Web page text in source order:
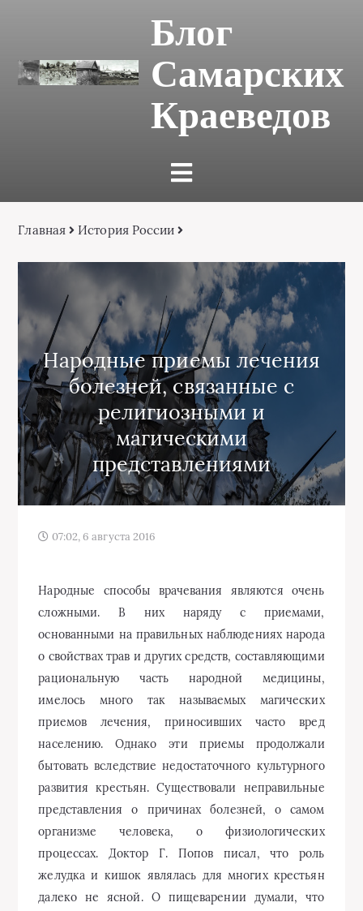
Блог
Самарских
Краеведов
Главная История России
Народные приемы лечения
болезней, связанные с
религиозными и
магическими
представлениями
07:02, 6 августа 2016
Народные способы врачевания являются очень
сложными. В них наряду с приемами,
основанными на правильных наблюдениях народа
о свойствах трав и других средств, составляющими
рациональную часть народной медицины,
имелось много так называемых магических
приемов лечения, приносивших часто вред
населению. Однако эти приемы продолжали
бытовать вследствие недостаточного культурного
развития крестьян. Существовали неправильные
представления о причинах болезней, о самом
организме человека, о физиологических
процессах. Доктор Г. Попов писал, что роль
желудка и кишок являлась для многих крестьян
далеко не ясной. О пищеварении думали, что